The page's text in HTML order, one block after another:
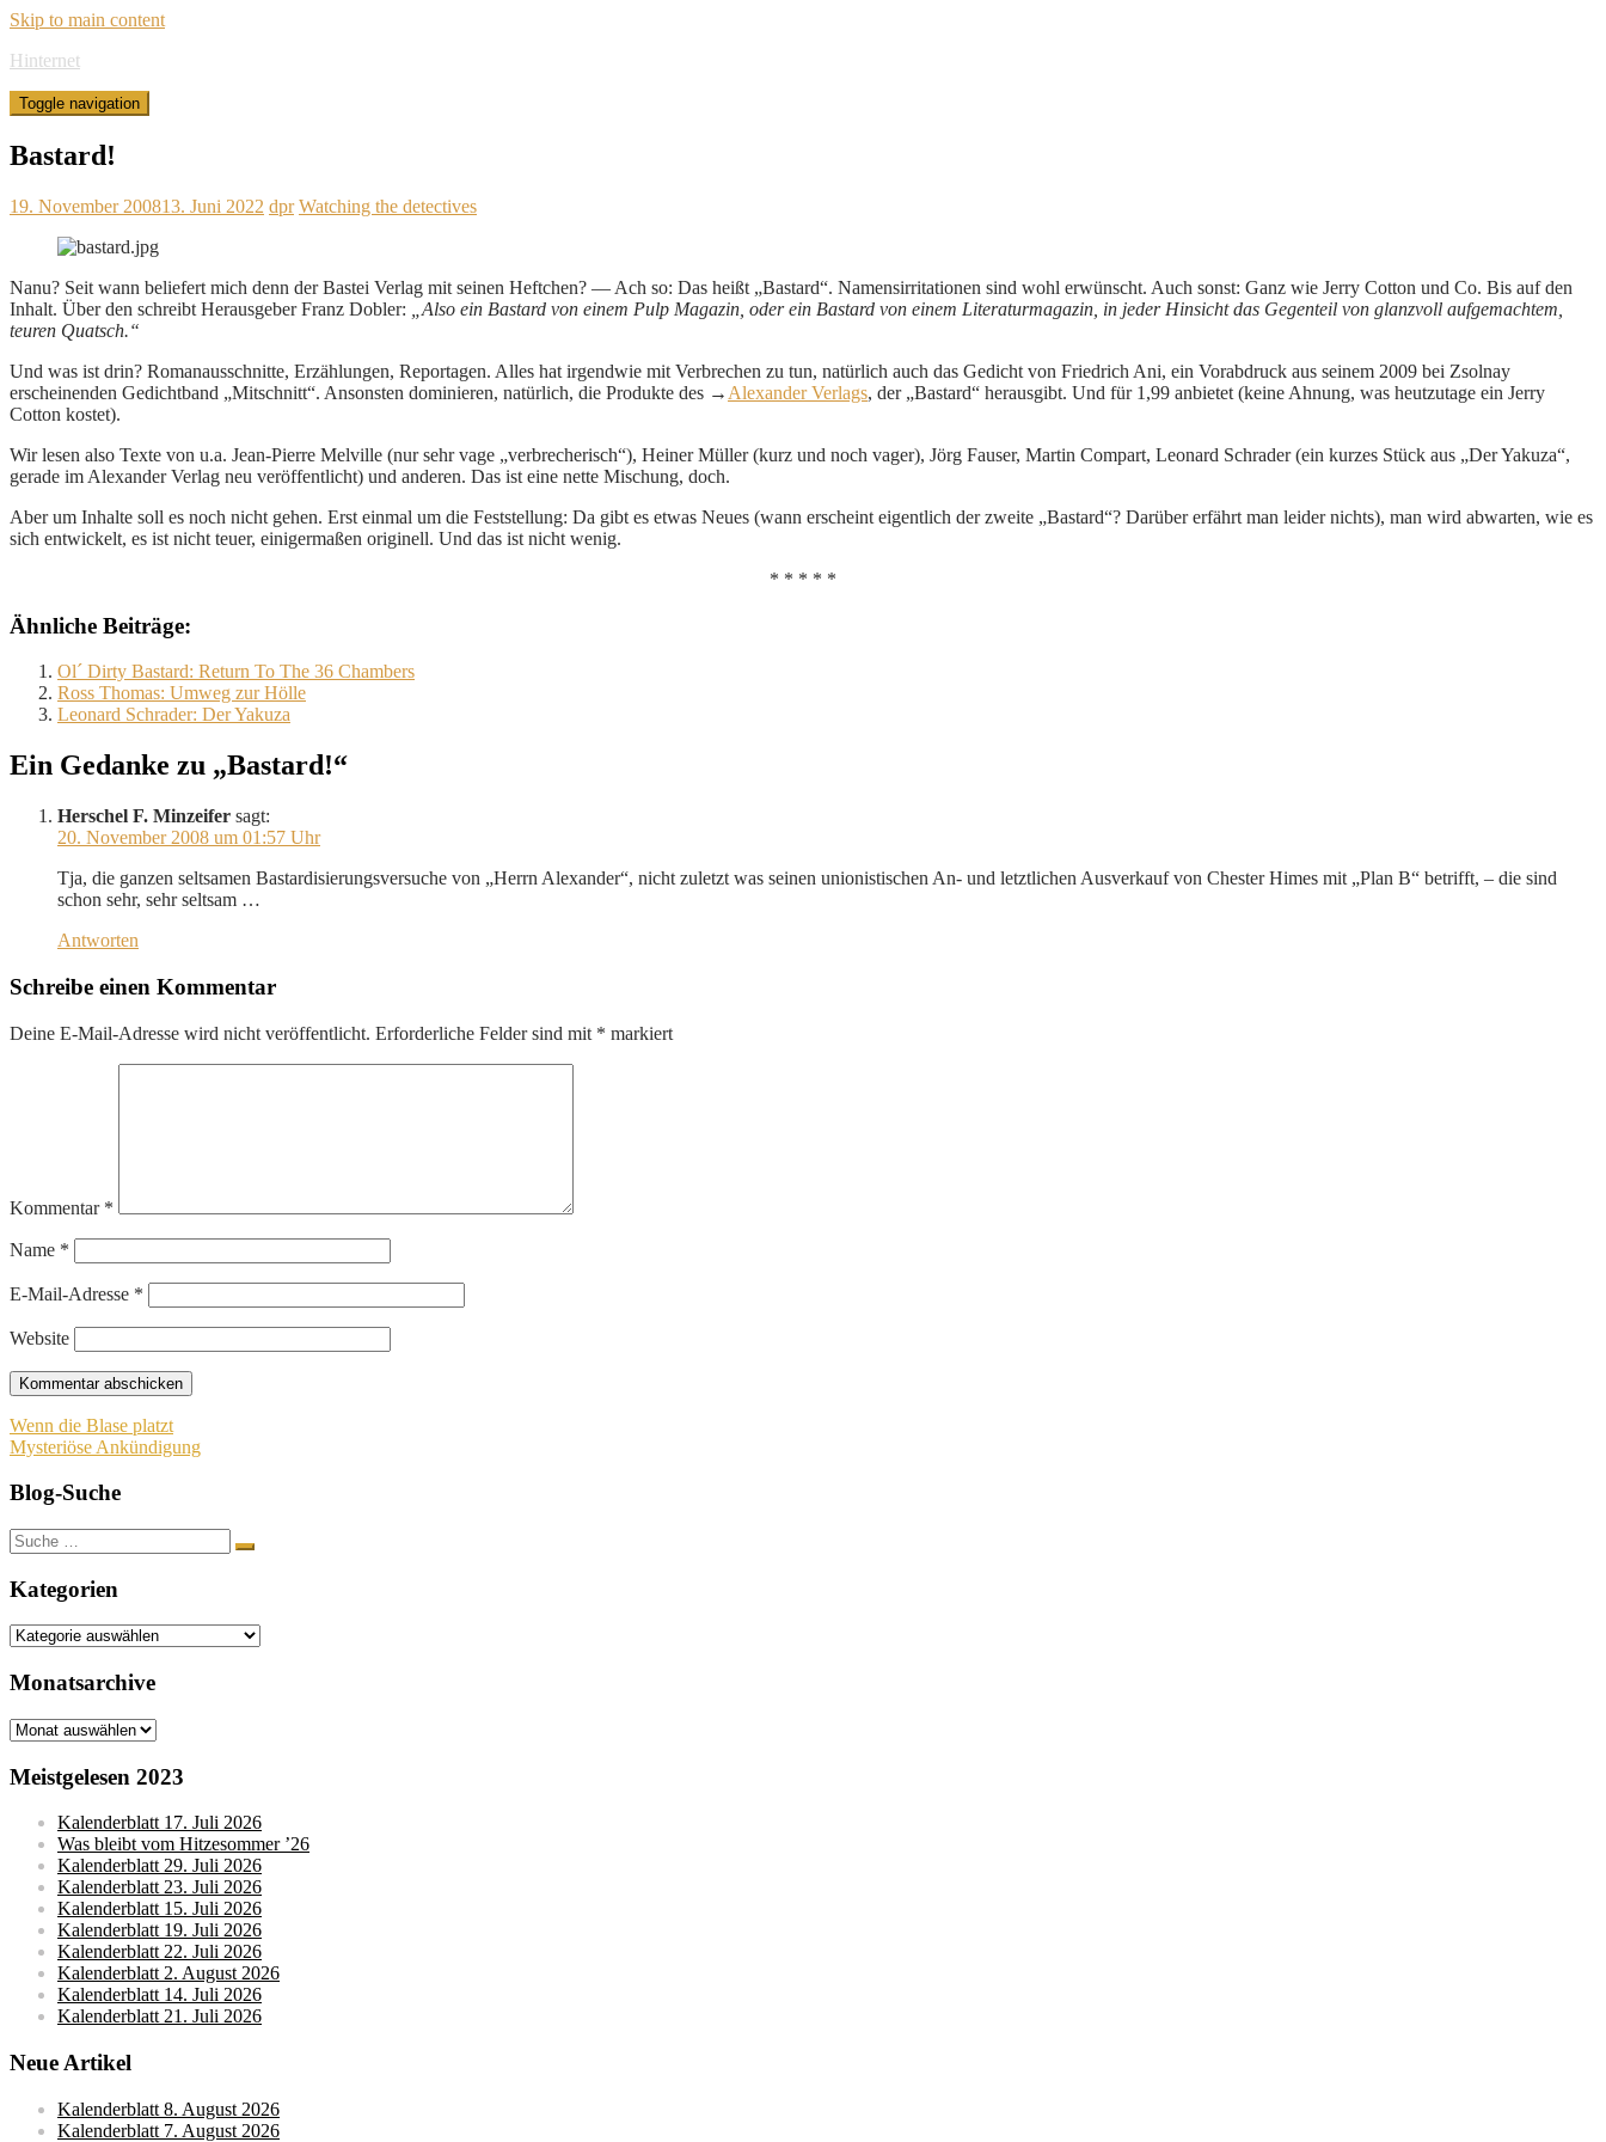
Skip to main content
Hinternet
Toggle navigation
Bastard!
19. November 200813. Juni 2022 dpr Watching the detectives
Nanu? Seit wann beliefert mich denn der Bastei Verlag mit seinen Heftchen? — Ach so: Das heißt „Bastard“. Namensirritationen sind wohl erwünscht. Auch sonst: Ganz wie Jerry Cotton und Co. Bis auf den
Inhalt. Über den schreibt Herausgeber Franz Dobler:
„Also ein Bastard von einem Pulp Magazin, oder ein Bastard von einem Literaturmagazin, in jeder Hinsicht das Gegenteil von glanzvoll aufgemachtem,
teuren Quatsch.“
Und was ist drin? Romanausschnitte, Erzählungen, Reportagen. Alles hat irgendwie mit Verbrechen zu tun, natürlich auch das Gedicht von Friedrich Ani, ein Vorabdruck aus seinem 2009 bei Zsolnay
erscheinenden Gedichtband „Mitschnitt“. Ansonsten dominieren, natürlich, die Produkte des → Alexander Verlags, der „Bastard“ herausgibt. Und für 1,99 anbietet (keine Ahnung, was heutzutage ein Jerry
Cotton kostet).
Wir lesen also Texte von u.a. Jean-Pierre Melville (nur sehr vage „verbrecherisch“), Heiner Müller (kurz und noch vager), Jörg Fauser, Martin Compart, Leonard Schrader (ein kurzes Stück aus „Der Yakuza“,
gerade im Alexander Verlag neu veröffentlicht) und anderen. Das ist eine nette Mischung, doch.
Aber um Inhalte soll es noch nicht gehen. Erst einmal um die Feststellung: Da gibt es etwas Neues (wann erscheint eigentlich der zweite „Bastard“? Darüber erfährt man leider nichts), man wird abwarten, wie es
sich entwickelt, es ist nicht teuer, einigermaßen originell. Und das ist nicht wenig.
* * * * *
Ähnliche Beiträge:
Ol´ Dirty Bastard: Return To The 36 Chambers
Ross Thomas: Umweg zur Hölle
Leonard Schrader: Der Yakuza
Ein Gedanke zu „Bastard!“
Herschel F. Minzeifer sagt:
20. November 2008 um 01:57 Uhr
Tja, die ganzen seltsamen Bastardisierungsversuche von „Herrn Alexander“, nicht zuletzt was seinen unionistischen An- und letztlichen Ausverkauf von Chester Himes mit „Plan B“ betrifft, – die sind
schon sehr, sehr seltsam …
Antworten
Schreibe einen Kommentar
Deine E-Mail-Adresse wird nicht veröffentlicht. Erforderliche Felder sind mit * markiert
Kommentar *
Name *
E-Mail-Adresse *
Website
Beitragsnavigation
Wenn die Blase platzt
Mysteriöse Ankündigung
Blog-Suche
Suche
nach:
Kategorien
Kategorien
Monatsarchive
Monatsarchive
Meistgelesen 2023
Kalenderblatt 17. Juli 2026
Was bleibt vom Hitzesommer ’26
Kalenderblatt 29. Juli 2026
Kalenderblatt 23. Juli 2026
Kalenderblatt 15. Juli 2026
Kalenderblatt 19. Juli 2026
Kalenderblatt 22. Juli 2026
Kalenderblatt 2. August 2026
Kalenderblatt 14. Juli 2026
Kalenderblatt 21. Juli 2026
Neue Artikel
Kalenderblatt 8. August 2026
Kalenderblatt 7. August 2026